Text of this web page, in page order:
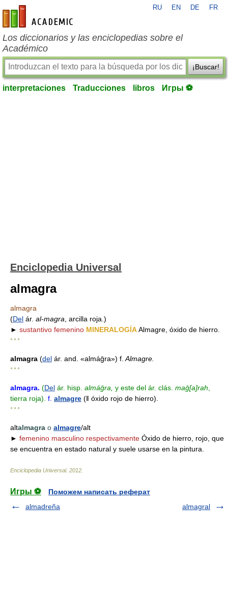
es-academic.com
RU EN DE FR
Los diccionarios y las enciclopedias sobre el
Académico
¡Buscar!
interpretaciones Traducciones libros Игры ⚽
Enciclopedia Universal
almagra
almagra
(Del ár. al-magra , arcilla roja.)
► sustantivo femenino MINERALOGÍAAlmagre, óxido de hierro.
* * *
almagra (del ár. and. «almáḡra») f. Almagre.
* * *
almagra. (Del ár. hisp. almáḡra, y este del ár. clás. maḡ[a]rah
tierra roja). f. almagre (ǁ óxido rojo de hierro).
* * *
altalmagra o almagre/alt
► femenino masculino respectivamente Óxido de hierro, rojo, que
se encuentra en estado natural y suele usarse en la pintura.
Enciclopedia Universal. 2012
Игры ⚽
Поможем написать реферат
almadreña
almagral